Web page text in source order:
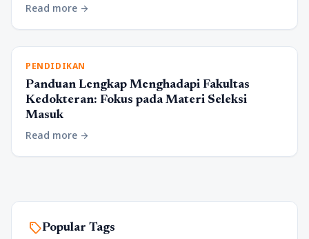
Read more arrow_forward
PENDIDIKAN
Panduan Lengkap Menghadapi Fakultas
Kedokteran: Fokus pada Materi Seleksi
Masuk
Read more arrow_forward
sellPopular Tags